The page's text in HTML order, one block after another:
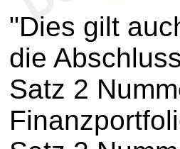
"Dies gilt
die
Satz 2